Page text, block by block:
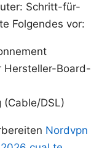
Schritt-für-
Folgendes vor:
Hersteller-Board-
DSL)
Nordvpn